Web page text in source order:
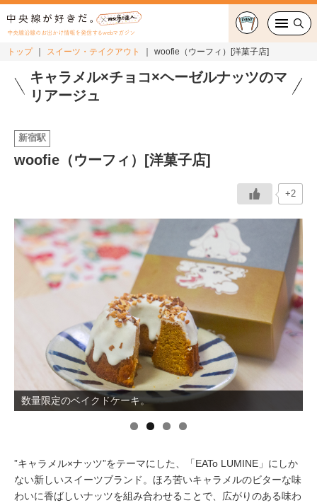
中央線沿線のお出かけ情報を発信するwebマガジン
グルメ・カフェ
おでかけ
特集
イベント情報
トップ スイーツ・テイクアウト woofie（ウーフィ）[洋菓子店]
キャラメル×チョコ×ヘーゼルナッツのマ
リアージュ
新宿駅
woofie（ウーフィ）[洋菓子店]
+2
数量限定のベイクドケーキ。
”キャラメル×ナッツ”をテーマにした、「EATo LUMINE」にしか
ない新しいスイーツブランド。ほろ苦いキャラメルのビターな味
わいに香ばしいナッツを組み合わせることで、広がりのある味わ